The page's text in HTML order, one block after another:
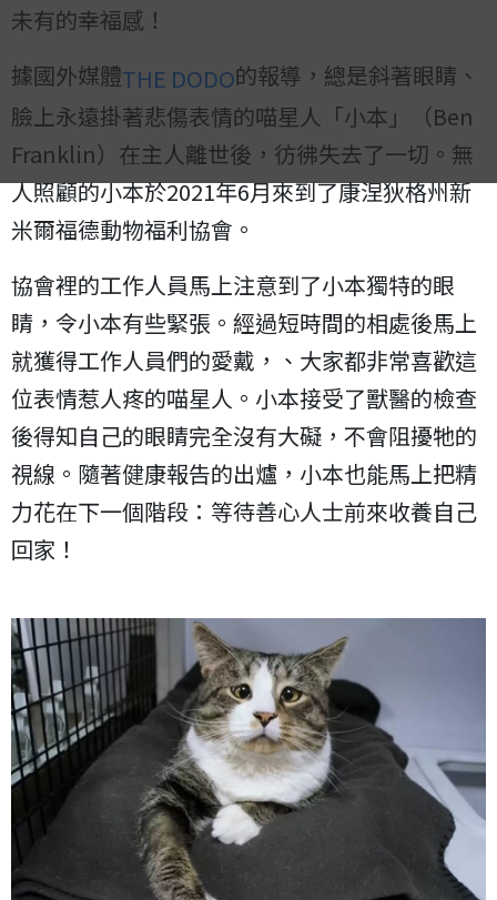
未有的幸福感！
據國外媒體THE DODO的報導，總是斜著眼睛、
臉上永遠掛著悲傷表情的喵星人「小本」（Ben
Franklin）在主人離世後，彷彿失去了一切。無
人照顧的小本於2021年6月來到了康涅狄格州新
米爾福德動物福利協會。
協會裡的工作人員馬上注意到了小本獨特的眼
睛，令小本有些緊張。經過短時間的相處後馬上
就獲得工作人員們的愛戴，、大家都非常喜歡這
位表情惹人疼的喵星人。小本接受了獸醫的檢查
後得知自己的眼睛完全沒有大礙，不會阻擾牠的
視線。隨著健康報告的出爐，小本也能馬上把精
力花在下一個階段：等待善心人士前來收養自己
回家！